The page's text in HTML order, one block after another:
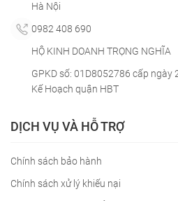
Hà Nội
0982 408 690
HỘ KINH DOANH TRỌNG NGHĨA
GPKD số: 01D8052786 cấp
Kế Hoạch quận HBT
DỊCH VỤ VÀ HỖ TRỢ
Chính sách bảo hành
Chính sách xử lý khiếu nại